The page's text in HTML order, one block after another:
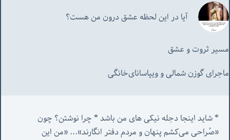
آیا در این لحظه عشق درون من هست؟
مسیر ثروت و عشق
ماجرای گوزن شمالی و‌ ویپاسانای‌خانگی
«صُراحی می‌کشم پنهان‌ و مردم‌ دفتر انگارند»... «